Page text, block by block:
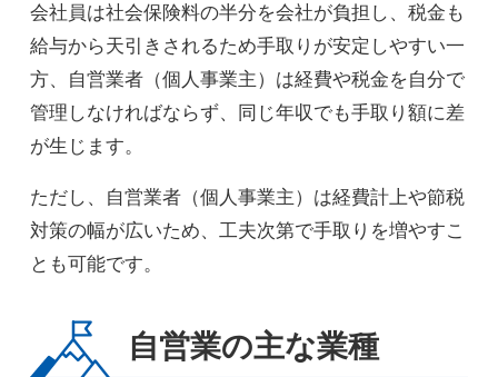
会社員は社会保険料の半分を会社が負担し、税金も
給与から天引きされるため手取りが安定しやすい一
方、自営業者（個人事業主）は経費や税金を自分で
管理しなければならず、同じ年収でも手取り額に差
が生じます。
ただし、自営業者（個人事業主）は経費計上や節税
対策の幅が広いため、工夫次第で手取りを増やすこ
とも可能です。
自営業の主な業種